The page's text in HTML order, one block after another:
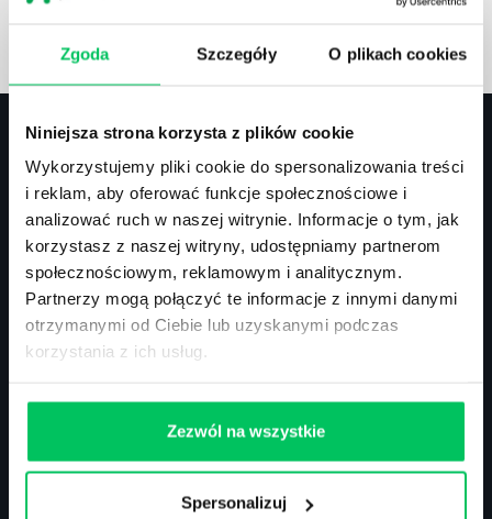
Zgoda Szczegóły O plikach cookies
Niniejsza strona korzysta z plików cookie
Wykorzystujemy pliki cookie do spersonalizowania treści
i reklam, aby oferować funkcje społecznościowe i
analizować ruch w naszej witrynie. Informacje o tym, jak
korzystasz z naszej witryny, udostępniamy partnerom
społecznościowym, reklamowym i analitycznym.
Partnerzy mogą połączyć te informacje z innymi danymi
otrzymanymi od Ciebie lub uzyskanymi podczas
korzystania z ich usług.
Zezwól na wszystkie
Spersonalizuj
ZAPYTAJ O NASZE ROZWIĄZANIA
Kontakt
tel.: 505 273 550
00-394 Warszawa